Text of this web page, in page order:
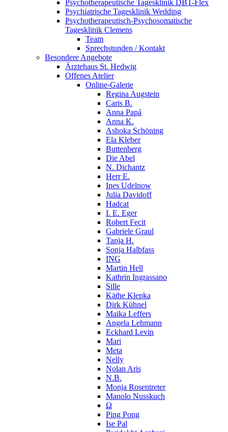
Psychotherapeutische Tagesklinik DBT-Flex
Psychiatrische Tagesklinik Wedding
Psychotherapeutisch-Psychosomatische
Tagesklinik Clemens
Team
Sprechstunden / Kontakt
Besondere Angebote
Ärztehaus St. Hedwig
Offenes Atelier
Online-Galerie
Regina Augstein
Caris B.
Anna Papá
Anna K.
Ashoka Schöning
Ela Kleber
Buttenberg
Die Abel
N. Dichantz
Herr E.
Ines Udelnow
Julia Davidoff
Hadcat
I. E. Eger
Robert Fecit
Gabriele Graul
Tanja H.
Sonja Halbfass
ING
Martin Hell
Kathrin Ingrassano
Sille
Käthe Klepka
Dirk Kühnel
Maika Leffers
Angela Lehmann
Eckhard Levin
Mari
Meta
Nelly
Nolan Aris
N.B.
Monja Rosentreter
Manolo Nusskuch
Ω
Ping Pong
Ise Pal